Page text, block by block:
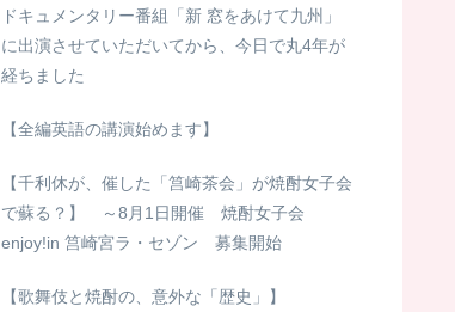
ドキュメンタリー番組「新 窓をあけて九州」
に出演させていただいてから、今日で丸4年が
経ちました
【全編英語の講演始めます】
【千利休が、催した「筥崎茶会」が焼酎女子会
で蘇る？】 ～8月1日開催 焼酎女子会
enjoy!in 筥崎宮ラ・セゾン 募集開始
【歌舞伎と焼酎の、意外な「歴史」】